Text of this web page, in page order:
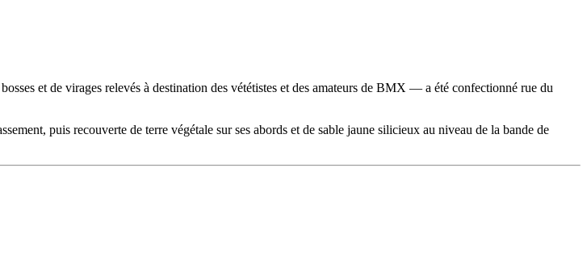
et de virages relevés à destination des vététistes et des amateurs de BMX — a été confectionné rue du
puis recouverte de terre végétale sur ses abords et de sable jaune silicieux au niveau de la bande de